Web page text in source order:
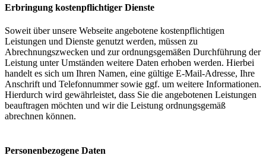
Erbringung kostenpflichtiger Dienste
Soweit über unsere Webseite angebotene kostenpflichtigen
Leistungen und Dienste genutzt werden, müssen zu
Abrechnungszwecken und zur ordnungsgemäßen Durchführung der
Leistung unter Umständen weitere Daten erhoben werden. Hierbei
handelt es sich um Ihren Namen, eine gültige E-Mail-Adresse, Ihre
Anschrift und Telefonnummer sowie ggf. um weitere Informationen.
Hierdurch wird gewährleistet, dass Sie die angebotenen Leistungen
beauftragen möchten und wir die Leistung ordnungsgemäß
abrechnen können.
Personenbezogene Daten